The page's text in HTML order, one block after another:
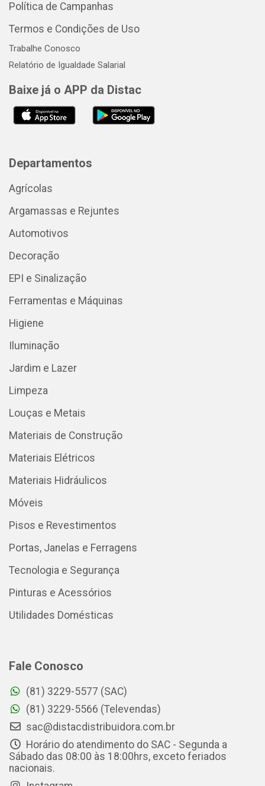
Política de Campanhas
Termos e Condições de Uso
Trabalhe Conosco
Relatório de Igualdade Salarial
Baixe já o APP da Distac
Departamentos
Agrícolas
Argamassas e Rejuntes
Automotivos
Decoração
EPI e Sinalização
Ferramentas e Máquinas
Higiene
Iluminação
Jardim e Lazer
Limpeza
Louças e Metais
Materiais de Construção
Materiais Elétricos
Materiais Hidráulicos
Móveis
Pisos e Revestimentos
Portas, Janelas e Ferragens
Tecnologia e Segurança
Pinturas e Acessórios
Utilidades Domésticas
Fale Conosco
(81) 3229-5577 (SAC)
(81) 3229-5566 (Televendas)
sac@distacdistribuidora.com.br
Horário do atendimento do SAC - Segunda a
Sábado das 08:00 às 18:00hrs, exceto feriados
nacionais.